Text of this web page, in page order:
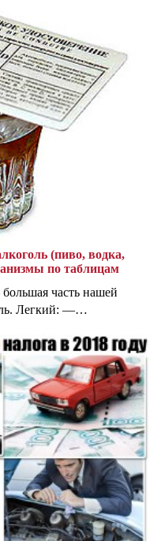
(пиво, водка,
по таблицам
часть нашей
Легкий: —…